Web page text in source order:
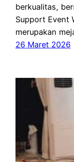
berkualitas,
Support Event
merupakan
26 Maret 2026